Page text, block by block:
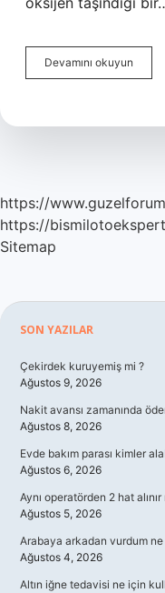
Devamını okuyun
Mı
https://
https://
Sitemap
Sidebar
SON YAZILAR
Çekirdek kuruyemiş mi ?
Ağustos 9, 2026
Nakit avansı zamanında
Ağustos 8, 2026
Evde bakım parası kimler
Ağustos 6, 2026
Aynı operatörden 2 hat alınır
Ağustos 5, 2026
Arabaya arkadan vurdum ne
Ağustos 4, 2026
Altın iğne tedavisi ne için